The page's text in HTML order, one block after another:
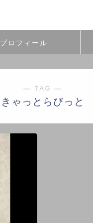
プロフィール
― TAG ―
きゃっとらびっと